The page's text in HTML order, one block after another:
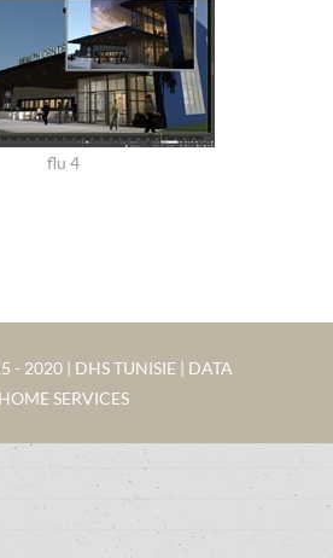
flu 4
- 2020 | DHS TUNISIE | DATA
HOME SERVICES